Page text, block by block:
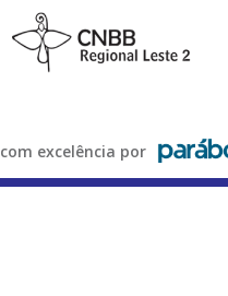
excelência por